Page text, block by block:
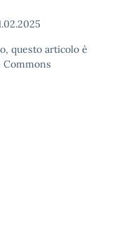
questo articolo è
Commons